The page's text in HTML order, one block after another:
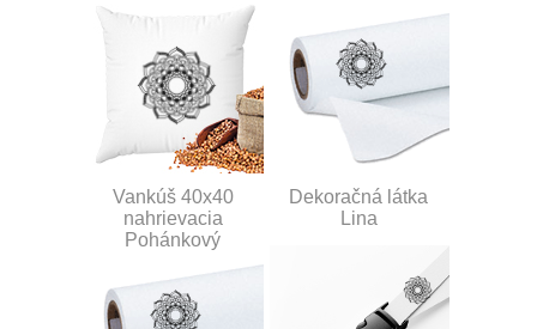
Vankúš 40x40
nahrievacia
Pohánkový
Dekoračná látka
Lina